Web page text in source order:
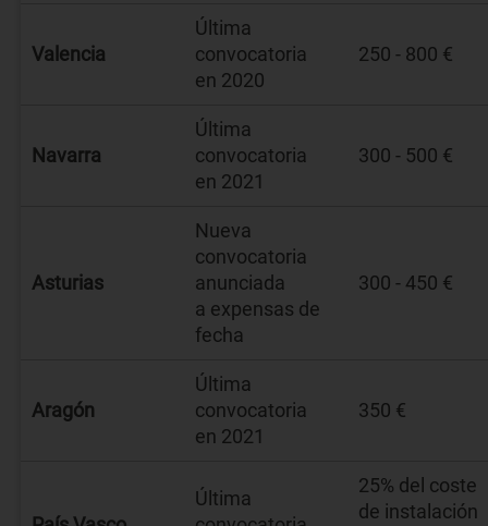
Valencia
Última
convocatoria
en 2020
250 - 800 €
Navarra
Última
convocatoria
en 2021
300 - 500 €
Asturias
Nueva
convocatoria
anunciada
a expensas de
fecha
300 - 450 €
Aragón
Última
convocatoria
en 2021
350 €
Última
25% del coste
de instalación